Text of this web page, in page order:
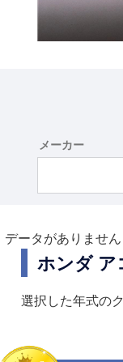
メーカー
データがありません
ホンダ ア
選択した年式の